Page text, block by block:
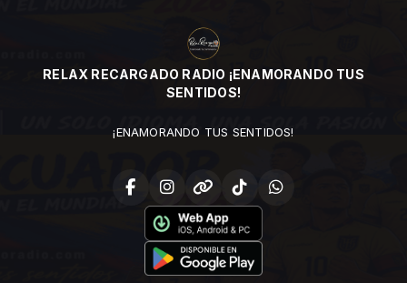
RELAX RECARGADO RADIO ¡ENAMORANDO TUS
SENTIDOS!
¡ENAMORANDO TUS SENTIDOS!